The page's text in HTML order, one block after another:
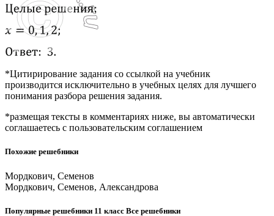
*Цитирирование задания со ссылкой на учебник
производится исключительно в учебных целях для лучшего
понимания разбора решения задания.
*размещая тексты в комментариях ниже, вы автоматически
соглашаетесь с пользовательским соглашением
Похожие решебники
Мордкович, Семенов
Мордкович, Семенов, Александрова
Популярные решебники 11 класс Все решебники